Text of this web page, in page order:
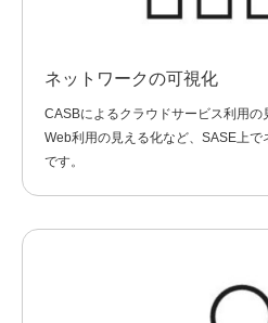
ネットワークの可視化
CASBによるクラウドサービス利用
Web利用の見える化など、SASE上
です。